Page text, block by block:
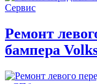
Ремонт
бампера